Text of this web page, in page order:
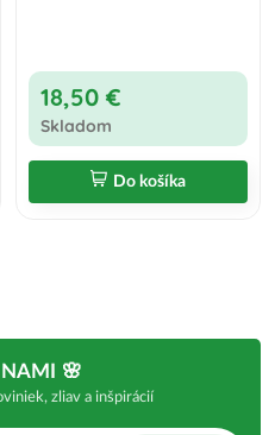
18,50 €
Skladom
Do košíka
NAMI 🌸
zliav a inšpirácií